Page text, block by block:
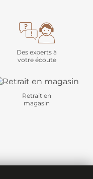
Des experts à
votre écoute
Retrait en
magasin